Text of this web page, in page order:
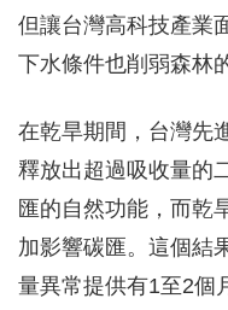
但讓台灣高科技產業
下水條件也削弱森林
在乾旱期間，台灣先
釋放出超過吸收量的
匯的自然功能，而乾
加影響碳匯。這個結
量異常提供有1至2個